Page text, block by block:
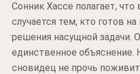
Сонник Хассе полагает,
случается тем, кто готов
решения насущной задачи.
единственное объяснение.
сновидец не прочь